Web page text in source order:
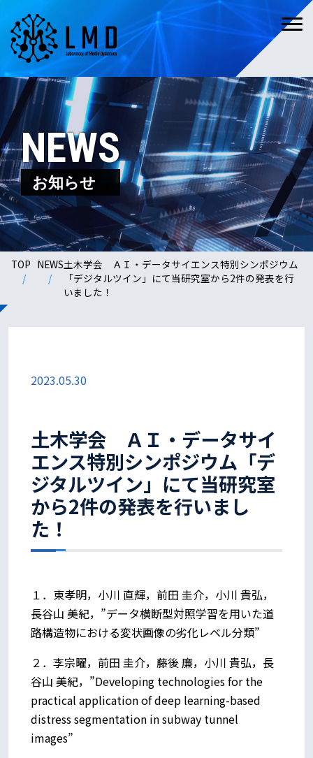
NEWS
お知らせ
TOP NEWS土木学会 ＡＩ・データサイエンス特別シンポジウム
「デジタルツイン」にて当研究室から2件の発表を行
いました！
2023.05.30
土木学会 ＡＩ・データサイ
エンス特別シンポジウム「デ
ジタルツイン」にて当研究室
から2件の発表を行いまし
た！
１．東孝明，小川 直輝，前田 圭介，小川 貴弘，
長谷山 美紀，”データ横断型対照学習を用いた道
路構造物における変状画像の劣化レベル分類”
２．李宗曜，前田 圭介，藤後 廉，小川 貴弘，長
谷山 美紀，”Developing technologies for the
practical application of deep learning-based
distress segmentation in subway tunnel
images”